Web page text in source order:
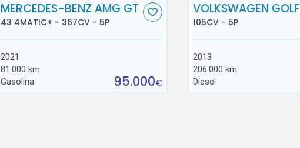
MERCEDES-BENZ AMG GT
43 4MATIC+ - 367CV - 5P
2021
81.000 km
Gasolina
95.000€
VOLKSWAGEN GOLF
105CV - 5P
2013
206.000 km
Diesel